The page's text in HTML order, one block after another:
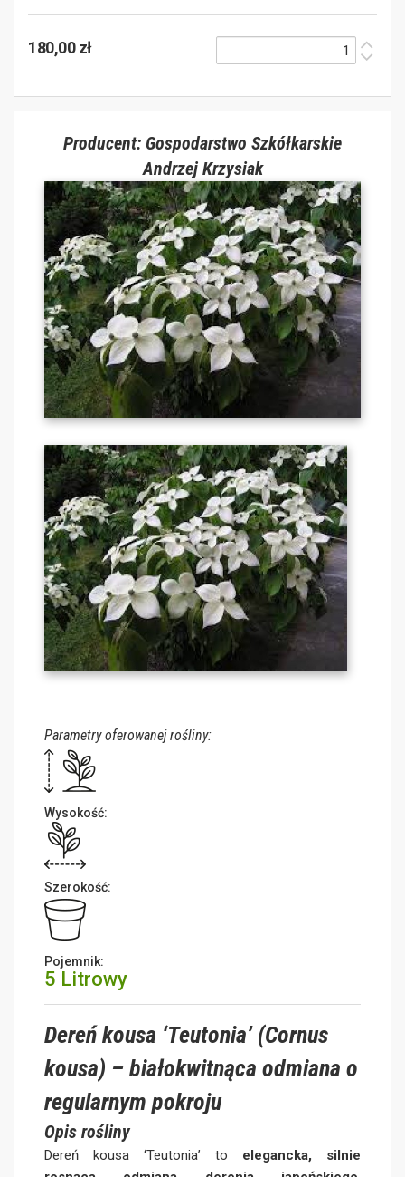
180,00 zł
Producent: Gospodarstwo Szkółkarskie
Andrzej Krzysiak
Parametry oferowanej rośliny:
Wysokość:
Szerokość:
Pojemnik:
5 Litrowy
Dereń kousa ‘Teutonia’ (Cornus
kousa) – białokwitnąca odmiana o
regularnym pokroju
Opis rośliny
Dereń kousa ‘Teutonia’ to elegancka, silnie